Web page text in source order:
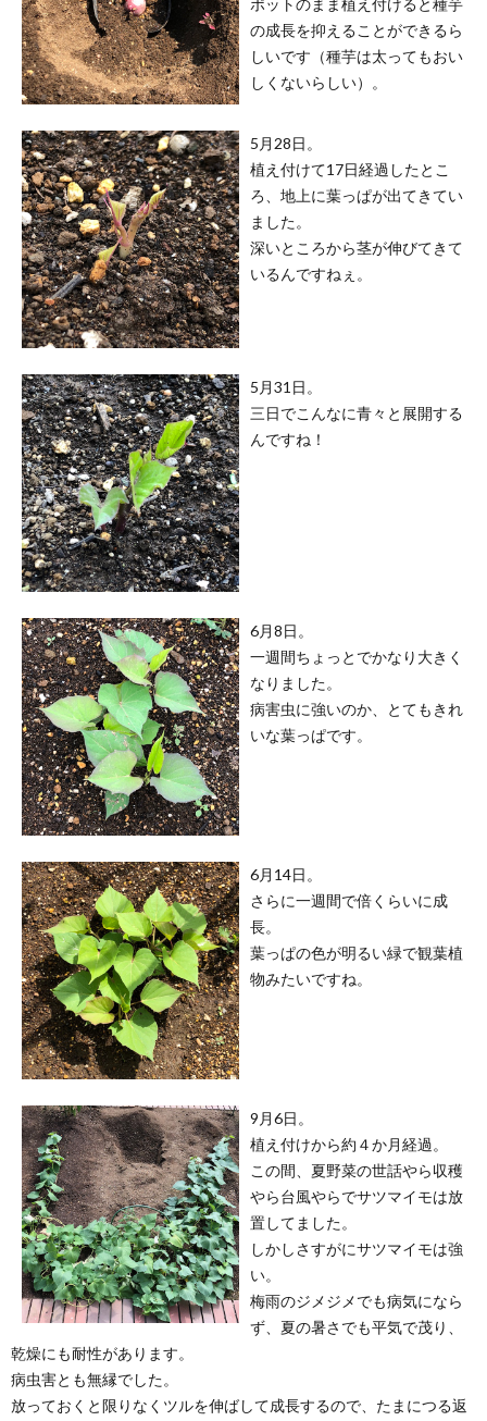
ポットのまま植え付けると種芋
の成長を抑えることができるら
しいです（種芋は太ってもおい
しくないらしい）。
5月28日。
植え付けて17日経過したとこ
ろ、地上に葉っぱが出てきてい
ました。
深いところから茎が伸びてきて
いるんですねぇ。
5月31日。
三日でこんなに青々と展開する
んですね！
6月8日。
一週間ちょっとでかなり大きく
なりました。
病害虫に強いのか、とてもきれ
いな葉っぱです。
6月14日。
さらに一週間で倍くらいに成
長。
葉っぱの色が明るい緑で観葉植
物みたいですね。
9月6日。
植え付けから約４か月経過。
この間、夏野菜の世話やら収穫
やら台風やらでサツマイモは放
置してました。
しかしさすがにサツマイモは強
い。
梅雨のジメジメでも病気になら
ず、夏の暑さでも平気で茂り、
乾燥にも耐性があります。
病虫害とも無縁でした。
放っておくと限りなくツルを伸ばして成長するので、たまにつる返